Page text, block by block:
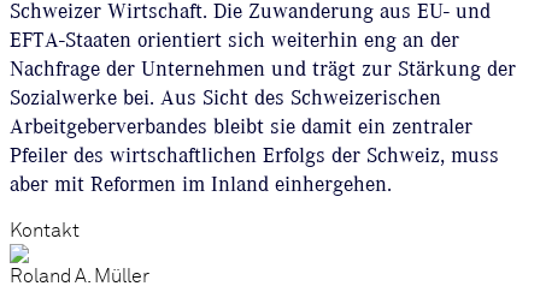
Schweizer Wirtschaft. Die Zuwanderung aus EU- und
EFTA-Staaten orientiert sich weiterhin eng an der
Nachfrage der Unternehmen und trägt zur Stärkung der
Sozialwerke bei. Aus Sicht des Schweizerischen
Arbeitgeberverbandes bleibt sie damit ein zentraler
Pfeiler des wirtschaftlichen Erfolgs der Schweiz, muss
aber mit Reformen im Inland einhergehen.
Kontakt
Roland A. Müller